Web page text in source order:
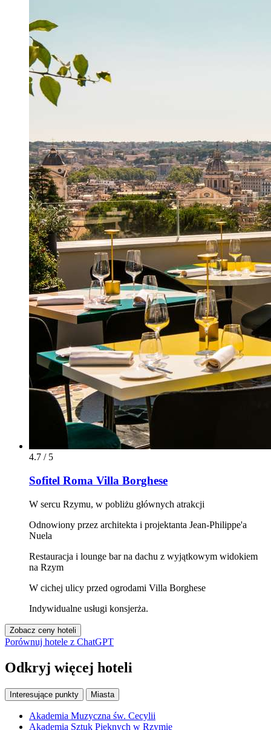
4.7 / 5
Sofitel Roma Villa Borghese
W sercu Rzymu, w pobliżu głównych atrakcji
Odnowiony przez architekta i projektanta Jean-Philippe'a
Nuela
Restauracja i lounge bar na dachu z wyjątkowym widokiem
na Rzym
W cichej ulicy przed ogrodami Villa Borghese
Indywidualne usługi konsjerża.
Zobacz ceny hoteli
Porównuj hotele z ChatGPT
Odkryj więcej hoteli
Interesujące punkty Miasta
Akademia Muzyczna św. Cecylii
Akademia Sztuk Pięknych w Rzymie